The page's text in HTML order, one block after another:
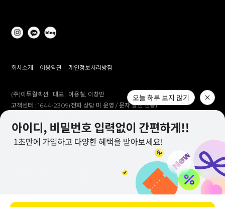
회사소개 이용약관 개인정보처리방침
(주)이투컬렉션 대표 : 이용철, 이창만
고객센터 :1644-2309(전화 상담 미 운영 / 문자 발신 전용)
주소 :대구시 남구 대명남로 192
사업자등록번호 :514-81-83305
Overseas business : dailylike@e2collection.com
오늘 하루 보지 않기